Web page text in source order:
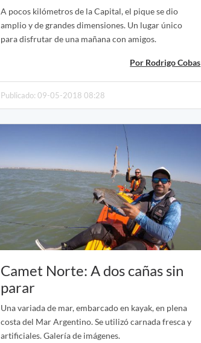
A pocos kilómetros de la Capital, el pique se dio
amplio y de grandes dimensiones. Un lugar único
para disfrutar de una mañana con amigos.
Por Rodrigo Cobas
Publicado: 09-05-2018 08:28
Camet Norte: A dos cañas sin
parar
Una variada de mar, embarcado en kayak, en plena
costa del Mar Argentino. Se utilizó carnada fresca y
artificiales. Galería de imágenes.